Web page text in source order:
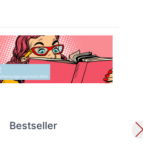
Bestseller